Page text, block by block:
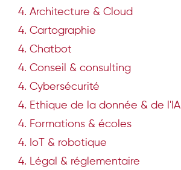
4. Architecture & Cloud
4. Cartographie
4. Chatbot
4. Conseil & consulting
4. Cybersécurité
4. Ethique de la donnée & de l'IA
4. Formations & écoles
4. IoT & robotique
4. Légal & réglementaire